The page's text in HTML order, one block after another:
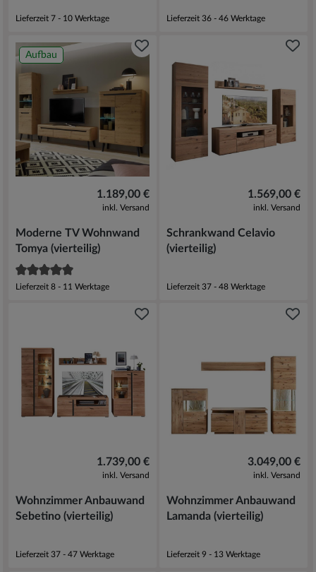
Lieferzeit 7 - 10 Werktage Lieferzeit 36 - 46 Werktage
Aufbau
1.189,00 €
inkl. Versand
Moderne TV Wohnwand
Tomya (vierteilig)
Lieferzeit 8 - 11 Werktage
1.569,00 €
inkl. Versand
Schrankwand Celavio
(vierteilig)
Lieferzeit 37 - 48 Werktage
1.739,00 €
inkl. Versand
Wohnzimmer Anbauwand
Sebetino (vierteilig)
Lieferzeit 37 - 47 Werktage
3.049,00 €
inkl. Versand
Wohnzimmer Anbauwand
Lamanda (vierteilig)
Lieferzeit 9 - 13 Werktage